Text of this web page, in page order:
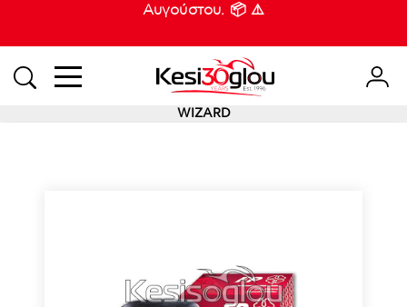
Αυγούστου. 📦 ⚠️
WIZARD